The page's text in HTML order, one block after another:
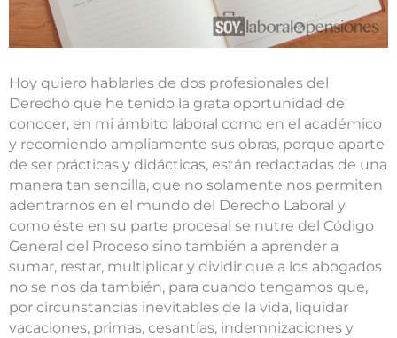
Hoy quiero hablarles de dos profesionales del
Derecho que he tenido la grata oportunidad de
conocer, en mi ámbito laboral como en el académico
y recomiendo ampliamente sus obras, porque aparte
de ser prácticas y didácticas, están redactadas de una
manera tan sencilla, que no solamente nos permiten
adentrarnos en el mundo del Derecho Laboral y
como éste en su parte procesal se nutre del Código
General del Proceso sino también a aprender a
sumar, restar, multiplicar y dividir que a los abogados
no se nos da también, para cuando tengamos que,
por circunstancias inevitables de la vida, liquidar
vacaciones, primas, cesantías, indemnizaciones y